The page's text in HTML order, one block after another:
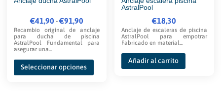
€41,90 -€91,90
Rango
de
precios:
desde
€41,90
Recambio original de anclaje
para ducha de piscina
AstralPool Fundamental para
asegurar una...
Seleccionar opciones
Este
producto
AstralPool
€18,30
Anclaje de escaleras de piscina
AstralPool para empotrar
Fabricado en material...
Añadir al carrito